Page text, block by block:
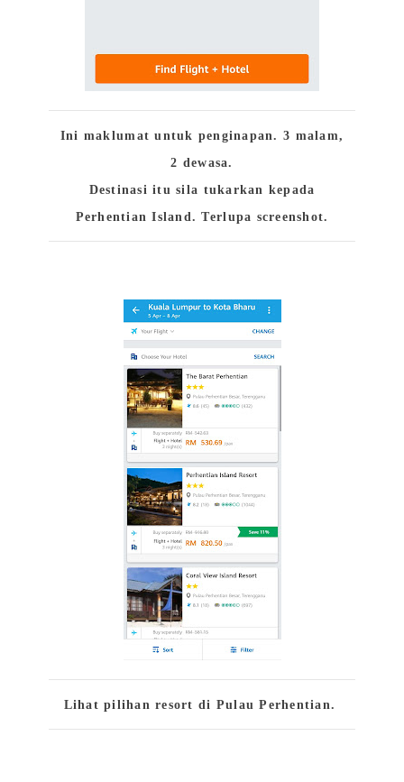
Ini maklumat untuk penginapan. 3 malam,
2 dewasa.
Destinasi itu sila tukarkan kepada
Perhentian Island. Terlupa screenshot.
Lihat pilihan resort di Pulau Perhentian.